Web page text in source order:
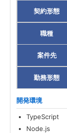
契約形態
職種
案件先
勤務形態
開発環境
TypeScript
Node.js